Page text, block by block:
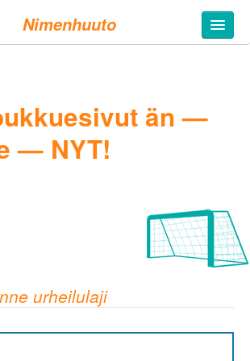
Nimenhuuto
än —
— NYT!
urheilulaji